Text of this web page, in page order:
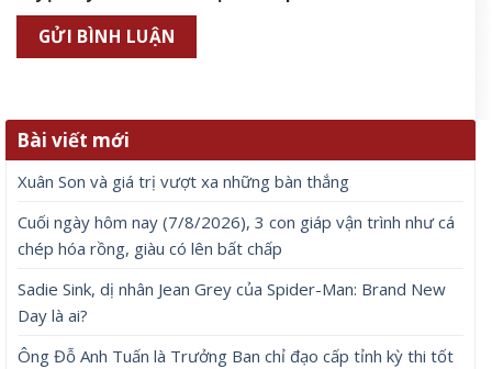
Bài viết mới
Xuân Son và giá trị vượt xa những bàn thắng
Cuối ngày hôm nay (7/8/2026), 3 con giáp vận trình như cá
chép hóa rồng, giàu có lên bất chấp
Sadie Sink, dị nhân Jean Grey của Spider-Man: Brand New
Day là ai?
Ông Đỗ Anh Tuấn là Trưởng Ban chỉ đạo cấp tỉnh kỳ thi tốt